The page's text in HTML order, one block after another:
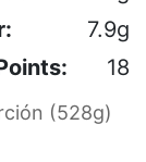
7.9g
18
(528g)